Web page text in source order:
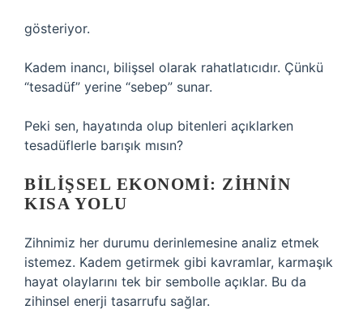
gösteriyor.
Kadem inancı, bilişsel olarak rahatlatıcıdır. Çünkü
“tesadüf” yerine “sebep” sunar.
Peki sen, hayatında olup bitenleri açıklarken
tesadüflerle barışık mısın?
BILIŞSEL EKONOMI: ZIHNIN
KISA YOLU
Zihnimiz her durumu derinlemesine analiz etmek
istemez. Kadem getirmek gibi kavramlar, karmaşık
hayat olaylarını tek bir sembolle açıklar. Bu da
zihinsel enerji tasarrufu sağlar.